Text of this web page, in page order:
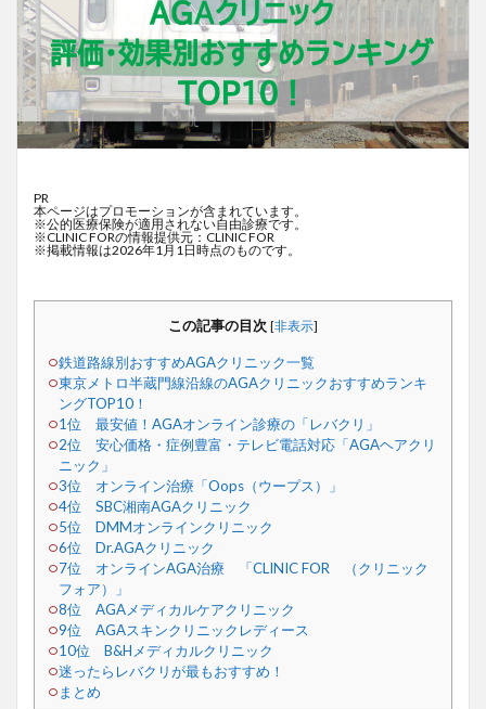
PR
本ページはプロモーションが含まれています。
※公的医療保険が適用されない自由診療です。
※CLINIC FORの情報提供元：CLINIC FOR
※掲載情報は2026年1月1日時点のものです。
この記事の目次 [非表示]
鉄道路線別おすすめAGAクリニック一覧
東京メトロ半蔵門線沿線のAGAクリニックおすすめランキ
ングTOP10！
1位 最安値！AGAオンライン診療の「レバクリ」
2位 安心価格・症例豊富・テレビ電話対応「AGAヘアクリ
ニック」
3位 オンライン治療「Oops（ウープス）」
4位 SBC湘南AGAクリニック
5位 DMMオンラインクリニック
6位 Dr.AGAクリニック
7位 オンラインAGA治療 「CLINIC FOR （クリニック
フォア）」
8位 AGAメディカルケアクリニック
9位 AGAスキンクリニックレディース
10位 B&Hメディカルクリニック
迷ったらレバクリが最もおすすめ！
まとめ